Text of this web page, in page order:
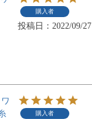
購入者
投稿日 2022/09/27
購入者